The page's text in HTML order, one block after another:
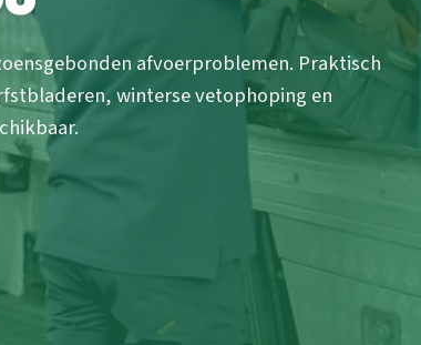
afvoerproblemen. Praktisch
winterse vetophoping en